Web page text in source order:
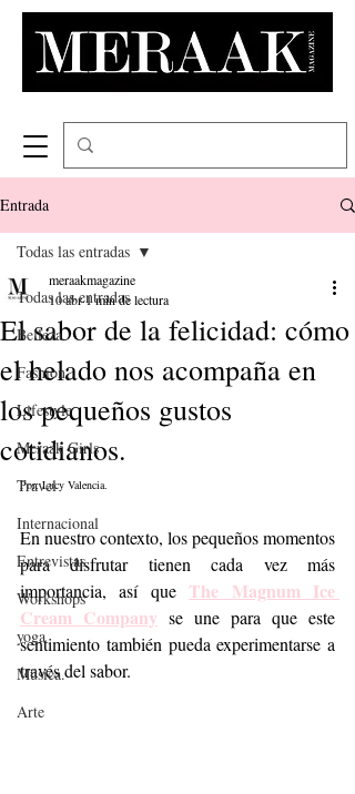
Entrada
Todas las entradas
Belleza
Fashion
Lifestyle
Meraak Girls
Travel
Internacional
Entrevistas
Workshops
yoga
Música.
Arte
Todas las entradas
El sabor de la felicidad: cómo
el helado nos acompaña en
los pequeños gustos
cotidianos.
meraakmagazine
10 abr1 min de lectura
Por: Lucy Valencia.
En nuestro contexto, los pequeños momentos
para disfrutar tienen cada vez más
importancia, así que The Magnum Ice
Cream Company se une para que este
sentimiento también pueda experimentarse a
través del sabor.